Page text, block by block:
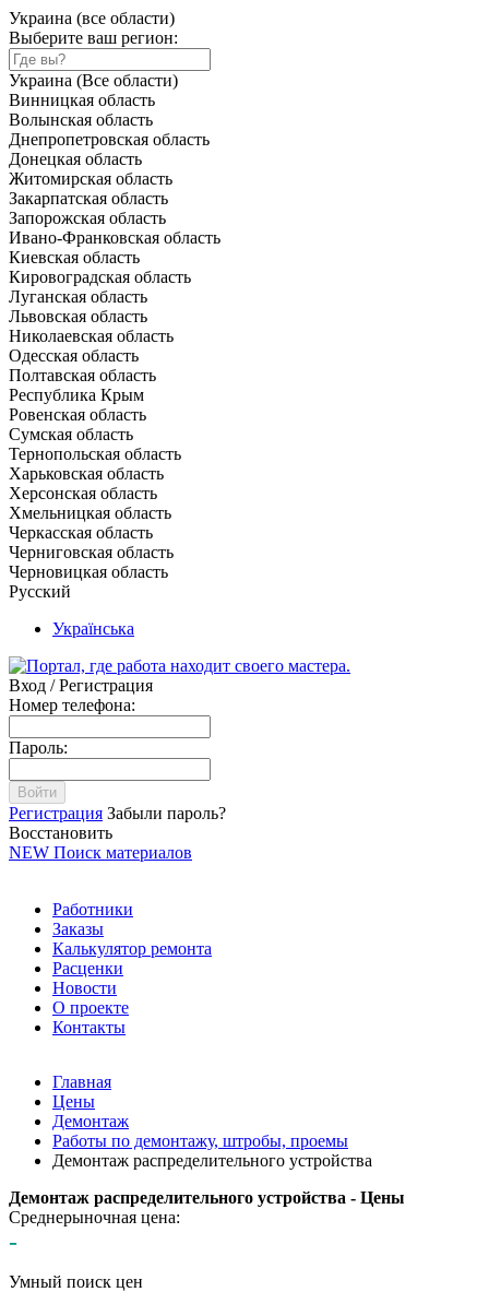
Украина (все области)
Выберите ваш регион:
Украина (Все области)
Винницкая область
Волынская область
Днепропетровская область
Донецкая область
Житомирская область
Закарпатская область
Запорожская область
Ивано-Франковская область
Киевская область
Кировоградская область
Луганская область
Львовская область
Николаевская область
Одесская область
Полтавская область
Республика Крым
Ровенская область
Сумская область
Тернопольская область
Харьковская область
Херсонская область
Хмельницкая область
Черкасская область
Черниговская область
Черновицкая область
Русский
Українська
Вход / Регистрация
Номер телефона:
Пароль:
Войти
Регистрация Забыли пароль?
Восстановить
NEW Поиск материалов
Работники
Заказы
Калькулятор ремонта
Расценки
Новости
О проекте
Контакты
Главная
Цены
Демонтаж
Работы по демонтажу, штробы, проемы
Демонтаж распределительного устройства
Демонтаж распределительного устройства - Цены
Среднерыночная цена:
-
Умный поиск цен